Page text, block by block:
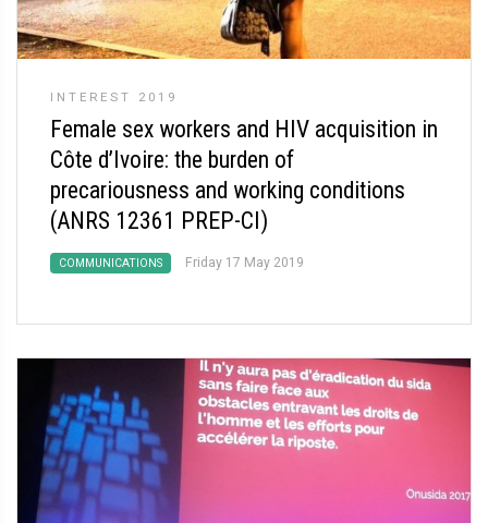
INTEREST 2019
Female sex workers and HIV acquisition in
Côte d’Ivoire: the burden of
precariousness and working conditions
(ANRS 12361 PREP-CI)
COMMUNICATIONS Friday 17 May 2019